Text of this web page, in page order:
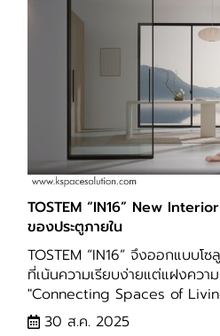
TOSTEM “IN16” New
ของประตูภายใน
TOSTEM “IN16” จึงออกแบบโ
ที่เน้นความเรียบง่ายแต่แฝงคว
"Connecting Spaces of
30 ส.ค. 2025